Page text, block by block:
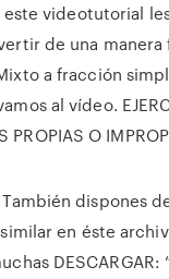
este videotutorial
de una manera
a fracción
al vídeo.
PROPIAS O
También dispones
en éste
DESCARGAR: